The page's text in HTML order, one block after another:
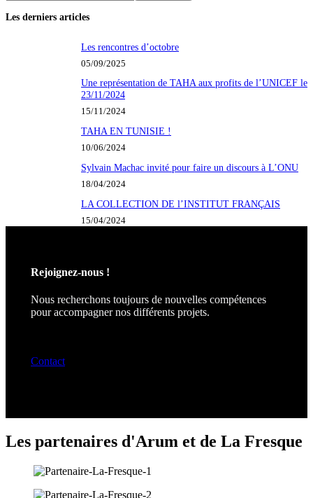
Les derniers articles
Les rencontres d’octobre
05/09/2025
Une représentation de TAHA aux profits de l’UNICEF le
23/11/2024
15/11/2024
TAHA EN TUNISIE !
10/06/2024
Sylvain Machac invité pour faire un discours à L’ONU
18/04/2024
LA COLLECTION DE l’INSTITUT FRANÇAIS
15/04/2024
Rejoignez-nous !
Nous recherchons toujours de nouvelles compétences
pour accompagner nos différents projets.
Contact
Les partenaires d'Arum et de La Fresque